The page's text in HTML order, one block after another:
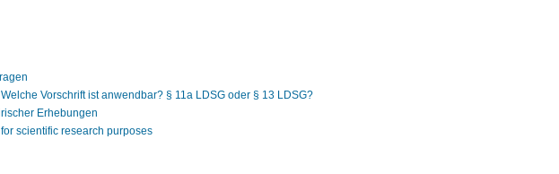
Vorschrift ist anwendbar? § 11a LDSG oder § 13 LDSG?
Erhebungen
scientific research purposes